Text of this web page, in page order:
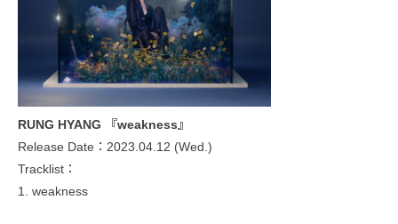
RUNG HYANG 『weakness』
Release Date：2023.04.12 (Wed.)
Tracklist：
1. weakness